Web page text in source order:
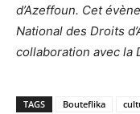
d’Azeffoun. Cet
National des Droits
collaboration avec la
TAGS Bouteflika